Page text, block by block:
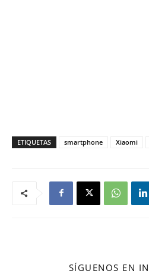
ETIQUETAS smartphone Xiaomi
SÍGUENOS EN